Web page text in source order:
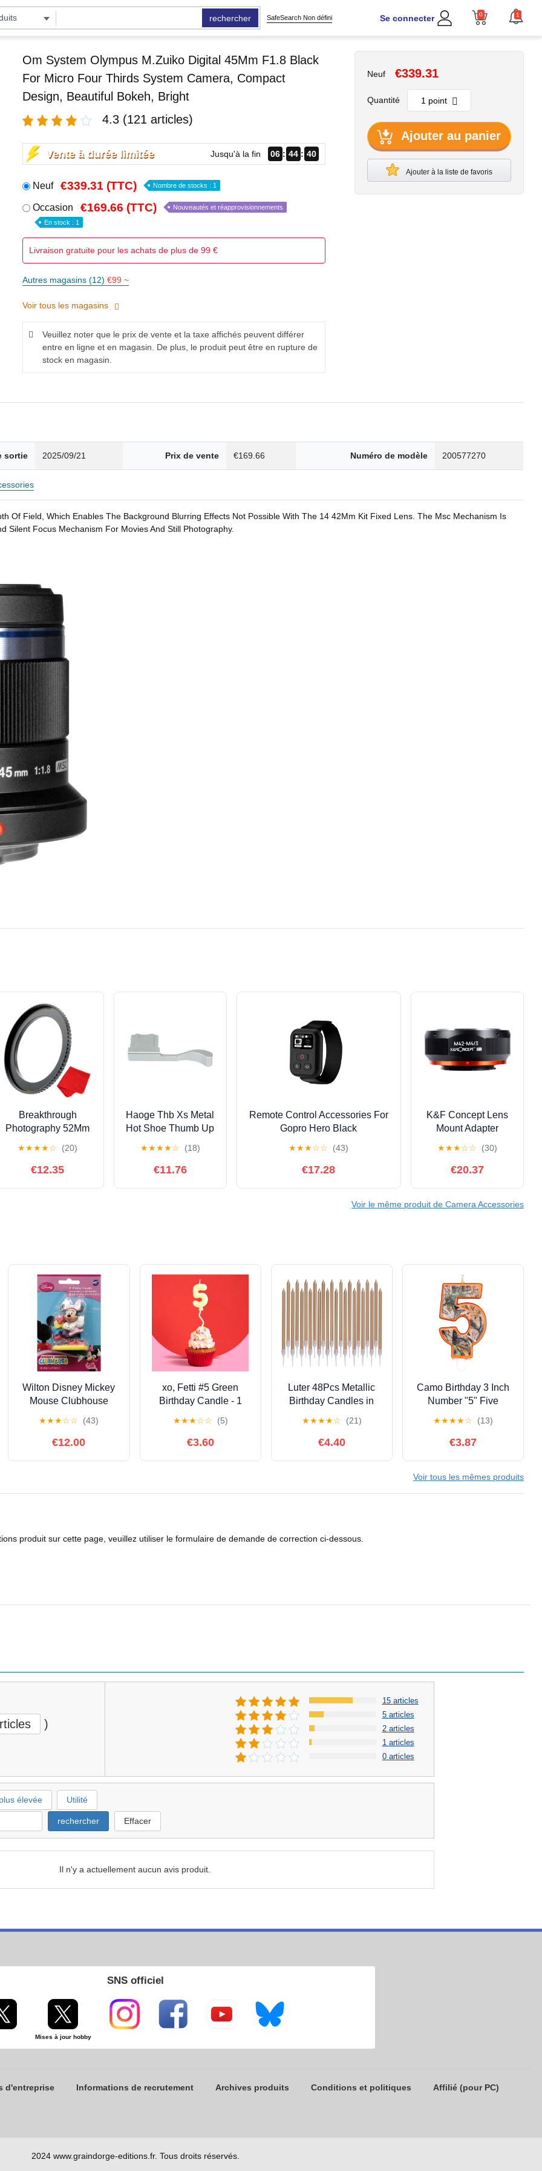
rechercher SafeSearch Non défini Se connecter 0 1
Om System Olympus M.Zuiko Digital 45Mm F1.8 Black
For Micro Four Thirds System Camera, Compact
Design, Beautiful Bokeh, Bright
4.3 (121 articles)
Vente à durée limitée Jusqu'à la fin 06 44 39
Neuf €339.31 (TTC) Nombre de stocks : 1
Occasion €169.66 (TTC) Nouveautés et réapprovisionnements
En stock : 1
Livraison gratuite pour les achats de plus de 99 €
Autres magasins (12) €99 ~
Voir tous les magasins
Veuillez noter que le prix de vente et la taxe affichés peuvent différer
entre en ligne et en magasin. De plus, le produit peut être en rupture de
stock en magasin.
Neuf €339.31
Quantité
Ajouter au panier
Ajouter à la liste de favoris
sortie 2025/09/21 Prix de vente €169.66 Numéro de modèle 200577270
Of Field, Which Enables The Background Blurring Effects Not Possible With The 14 42Mm Kit Fixed Lens. The Msc Mechanism Is
Silent Focus Mechanism For Movies And Still Photography.
Breakthrough
Photography 52Mm
Lens Adapter Ring
For Filters, Made Of
★★★★☆ (20)
€12.35
Haoge Thb Xs Metal
Hot Shoe Thumb Up
Fujifilm Fuji Finepix
X E4 X100F X 100F
★★★★☆ (18)
€11.76
Remote Control Accessories For
Gopro Hero Black
269Ft Remote Control Range
Oled Display
★★★☆☆ (43)
€17.28
K&F Concept Lens
Mount Adapter
Leica M42 Screw
Mount Lens To M4/3
Camera With Matting
★★★☆☆ (30)
€20.37
Voir le même produit de Camera Accessories
Wilton Disney Mickey
Mouse Clubhouse
Candle,Multicolor,small
★★★☆☆ (43)
€12.00
xo, Fetti #5 Green
Birthday Candle - 1
Supplies, Fifth Birthday
Party Favors, 5th, 15th,
★★★☆☆ (5)
€3.60
Luter 48Pcs Metallic
Birthday Candles in
Cake Candles Long
Thin Cupcake Candles
★★★★☆ (21)
€4.40
Camo Birthday 3 Inch
Number "5" Five
Party Collection by
Havercamp
★★★★☆ (13)
€3.87
Voir tous les mêmes produits
produit sur cette page, veuillez utiliser le formulaire de demande de correction ci-dessous.
)
15 articles
5 articles
2 articles
1 articles
0 articles
élevée Utilité
rechercher Effacer
Il n'y a actuellement aucun avis produit.
SNS officiel
Mises à jour hobby
d'entreprise Informations de recrutement Archives produits Conditions et politiques Affilié (pour PC)
2024 www.graindorge-editions.fr. Tous droits réservés.